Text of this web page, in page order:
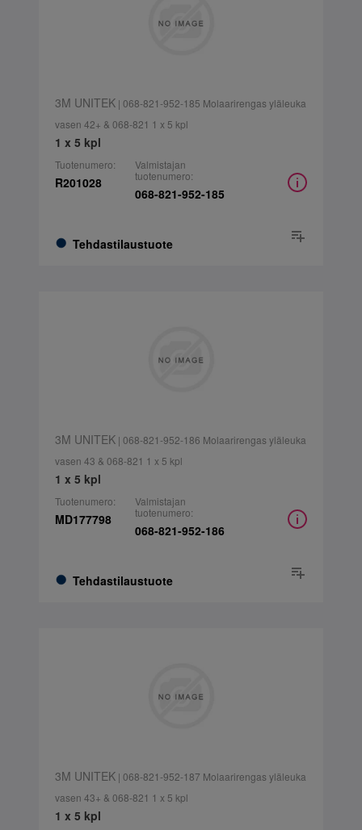
3M UNITEK| 068-821-952-185 Molaarirengas yläleuka
vasen 42+ & 068-821 1 x 5 kpl
1 x 5 kpl
Tuotenumero:
R201028
Tehdastilaustuote
Valmistajan
tuotenumero:
068-821-952-185
3M UNITEK| 068-821-952-186 Molaarirengas yläleuka
vasen 43 & 068-821 1 x 5 kpl
1 x 5 kpl
Tuotenumero:
MD177798
Tehdastilaustuote
Valmistajan
tuotenumero:
068-821-952-186
3M UNITEK| 068-821-952-187 Molaarirengas yläleuka
vasen 43+ & 068-821 1 x 5 kpl
1 x 5 kpl